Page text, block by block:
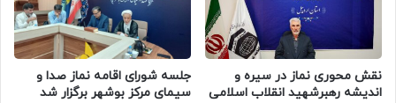
نقش محوری نماز در سیره و
اندیشه رهبرشهید انقلاب اسلامی
جلسه شورای اقامه نماز صدا و
سیمای مرکز بوشهر برگزار شد